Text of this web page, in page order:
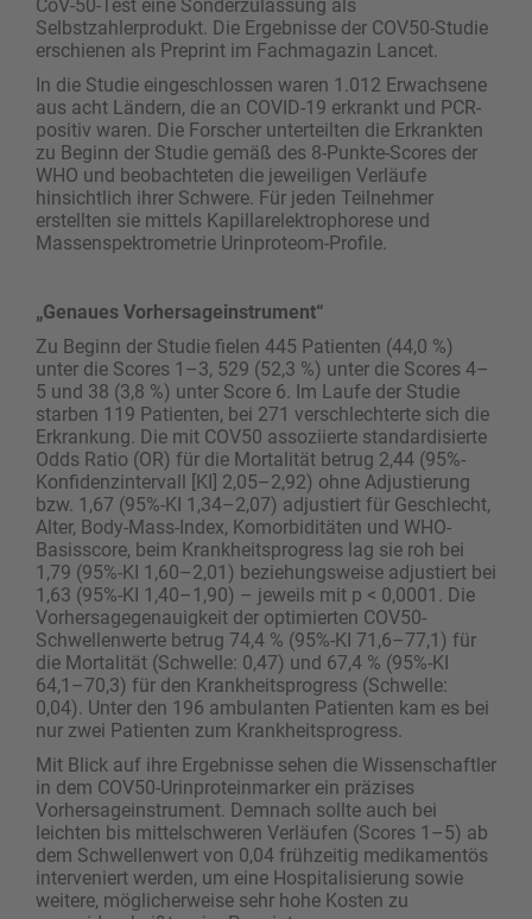
CoV-50-Test eine Sonderzulassung als
Selbstzahlerprodukt. Die Ergebnisse der COV50-Studie
erschienen als Preprint im Fachmagazin Lancet.
In die Studie eingeschlossen waren 1.012 Erwachsene
aus acht Ländern, die an COVID-19 erkrankt und PCR-
positiv waren. Die Forscher unterteilten die Erkrankten
zu Beginn der Studie gemäß des 8-Punkte-Scores der
WHO und beobachteten die jeweiligen Verläufe
hinsichtlich ihrer Schwere. Für jeden Teilnehmer
erstellten sie mittels Kapillarelektrophorese und
Massenspektrometrie Urinproteom-Profile.
„Genaues Vorhersageinstrument“
Zu Beginn der Studie fielen 445 Patienten (44,0 %)
unter die Scores 1–3, 529 (52,3 %) unter die Scores 4–
5 und 38 (3,8 %) unter Score 6. Im Laufe der Studie
starben 119 Patienten, bei 271 verschlechterte sich die
Erkrankung. Die mit COV50 assoziierte standardisierte
Odds Ratio (OR) für die Mortalität betrug 2,44 (95%-
Konfidenzintervall [KI] 2,05–2,92) ohne Adjustierung
bzw. 1,67 (95%-KI 1,34–2,07) adjustiert für Geschlecht,
Alter, Body-Mass-Index, Komorbiditäten und WHO-
Basisscore, beim Krankheitsprogress lag sie roh bei
1,79 (95%-KI 1,60–2,01) beziehungsweise adjustiert bei
1,63 (95%-KI 1,40–1,90) – jeweils mit p < 0,0001. Die
Vorhersagegenauigkeit der optimierten COV50-
Schwellenwerte betrug 74,4 % (95%-KI 71,6–77,1) für
die Mortalität (Schwelle: 0,47) und 67,4 % (95%-KI
64,1–70,3) für den Krankheitsprogress (Schwelle:
0,04). Unter den 196 ambulanten Patienten kam es bei
nur zwei Patienten zum Krankheitsprogress.
Mit Blick auf ihre Ergebnisse sehen die Wissenschaftler
in dem COV50-Urinproteinmarker ein präzises
Vorhersageinstrument. Demnach sollte auch bei
leichten bis mittelschweren Verläufen (Scores 1–5) ab
dem Schwellenwert von 0,04 frühzeitig medikamentös
interveniert werden, um eine Hospitalisierung sowie
weitere, möglicherweise sehr hohe Kosten zu